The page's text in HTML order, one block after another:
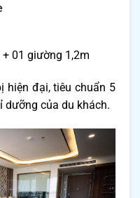
01 giường 1,2m
hiện đại, tiêu chuẩn 5
dưỡng của du khách.